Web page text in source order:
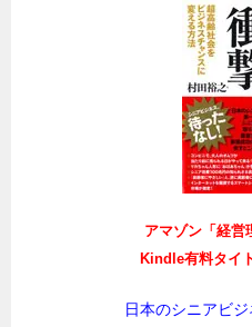
アマゾン「経営
Kindle有料タイ
日本のシニアビ